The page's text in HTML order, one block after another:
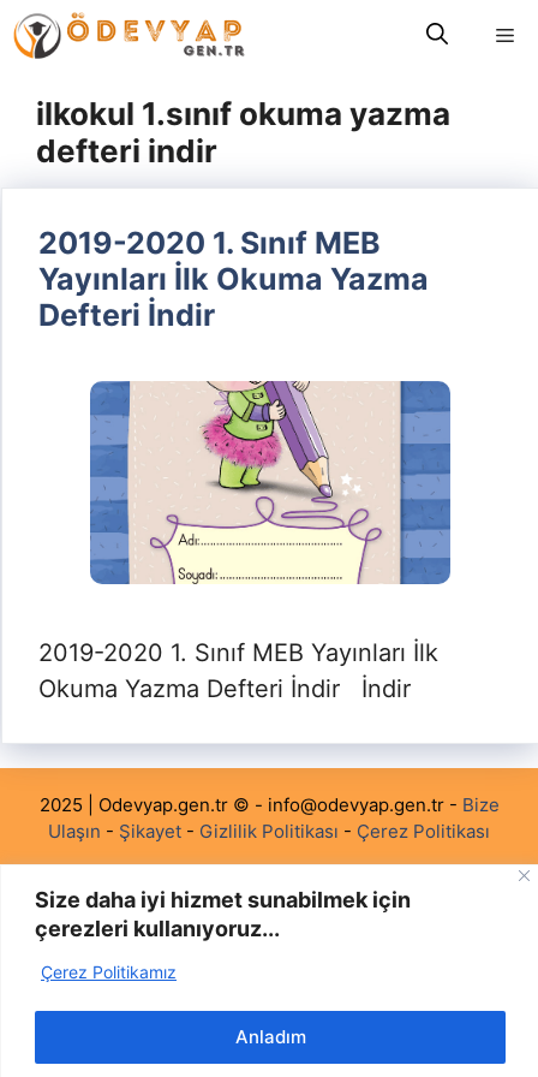
Size daha iyi hizmet sunabilmek için
çerezleri kullanıyoruz...
Çerez Politikamız
Anladım
İçeriğe
atla
ilkokul 1.sınıf okuma yazma
defteri indir
2019-2020 1. Sınıf MEB
Yayınları İlk Okuma Yazma
Defteri İndir
2019-2020 1. Sınıf MEB Yayınları İlk
Okuma Yazma Defteri İndir İndir
2025 | Odevyap.gen.tr © - info@odevyap.gen.tr- Bize
Ulaşın - Şikayet - Gizlilik Politikası - Çerez Politikası